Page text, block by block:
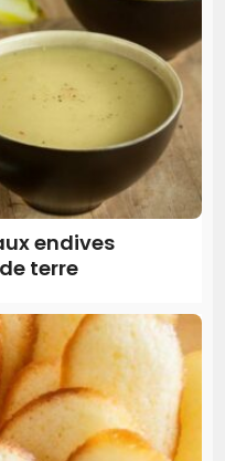
endives
terre